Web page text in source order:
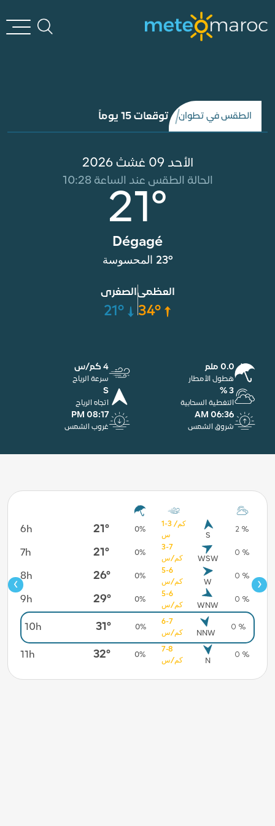
الطقس في تطوان توقعات 15 يوماً
الأحد 09 غشث 2026
الحالة الطقس عند الساعة 10:28
21°
Dégagé
23° المحسوسة
العظمى
34°
الصغرى
21°
0.0 ملم
هطول الأمطار
4 كم/س
سرعة الرياح
3 %
التغطية السحابية
S
اتجاه الرياح
06:36 AM
شروق الشمس
08:17 PM
غروب الشمس
0 %
6h 21° 0%
1-3 كم/
س
S
2 %
7h 21° 0%
3-7
كم/س
WSW
0 %
8h 26° 0%
5-6
كم/س
W
0 %
9h 29° 0%
5-6
كم/س
WNW
0 %
10h 31° 0%
6-7
كم/س
NNW
0 %
11h 32° 0%
7-8
كم/س
N
0 %
14h
‹ ›